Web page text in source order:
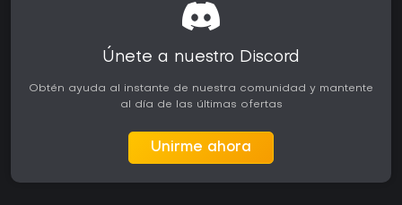
Únete a nuestro Discord
Obtén ayuda al instante de nuestra comunidad y mantente
al día de las últimas ofertas
Unirme ahora